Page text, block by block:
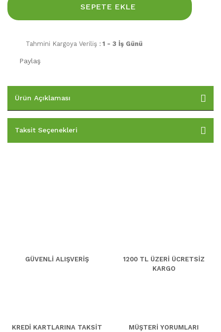
SEPETE EKLE
Tahmini Kargoya Veriliş : 1 - 3 İş Günü
Paylaş
Ürün Açıklaması
Taksit Seçenekleri
GÜVENLİ ALIŞVERİŞ
1200 TL ÜZERİ ÜCRETSİZ
KARGO
KREDİ KARTLARINA TAKSİT MÜŞTERİ YORUMLARI